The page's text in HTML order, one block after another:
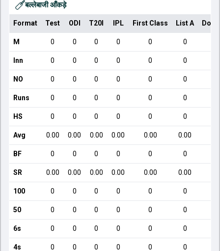
बल्लेबाजी आँकड़े
Format Test ODI T20I IPL First Class List A
M 0 0 0 0 0 0
Inn 0 0 0 0 0 0
NO 0 0 0 0 0 0
Runs 0 0 0 0 0 0
HS 0 0 0 0 0 0
Avg 0.00 0.00 0.00 0.00 0.00 0.00
BF 0 0 0 0 0 0
SR 0.00 0.00 0.00 0.00 0.00 0.00
100 0 0 0 0 0 0
50 0 0 0 0 0 0
6s 0 0 0 0 0 0
4s 0 0 0 0 0 0